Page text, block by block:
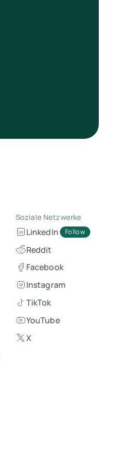
Soziale Netzwerke
LinkedIn Follow
Reddit
Facebook
Instagram
TikTok
YouTube
X